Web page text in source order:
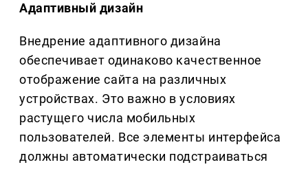
Адаптивный дизайн
Внедрение адаптивного дизайна
обеспечивает одинаково качественное
отображение сайта на различных
устройствах. Это важно в условиях
растущего числа мобильных
пользователей. Все элементы интерфейса
должны автоматически подстраиваться